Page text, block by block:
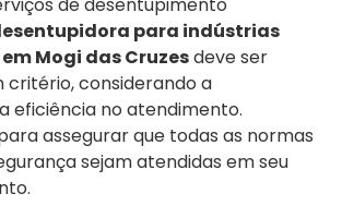
de desentupimento
para indústrias
Mogi das Cruzesdeve ser
critério, considerando a
eficiência no atendimento.
assegurar que todas as normas
sejam atendidas em seu